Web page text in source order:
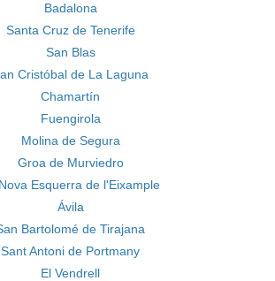
Badalona
Santa Cruz de Tenerife
San Blas
Cristóbal de La Laguna
Chamartín
Fuengirola
Molina de Segura
Groa de Murviedro
Esquerra de l'Eixample
Ávila
Bartolomé de Tirajana
Sant Antoni de Portmany
El Vendrell